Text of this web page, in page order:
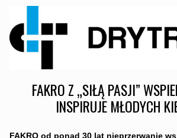
Skip
FAKRO Z „SIŁĄ PASJI”
INSPIRUJE MŁODYCH
FAKROod ponad 30 lat nieprzerwanie